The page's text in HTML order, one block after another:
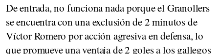
De entrada, no funciona nada porque el Granollers
se encuentra con una exclusión de 2 minutos de
Víctor Romero por acción agresiva en defensa, lo
que promueve una ventaja de 2 goles a los gallegos